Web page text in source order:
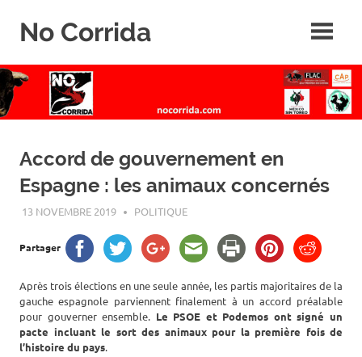
No Corrida
de
la
corrida
Accord de gouvernement en
Espagne : les animaux concernés
13 NOVEMBRE 2019 ROGER LAHANA
POLITIQUE
Partager
Après trois élections en une seule année, les partis majoritaires de la
gauche espagnole parviennent finalement à un accord préalable
pour gouverner ensemble. Le PSOE et Podemos ont signé un
pacte incluant le sort des animaux pour la première fois de
l’histoire du pays.